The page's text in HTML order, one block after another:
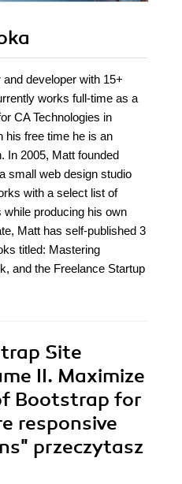
developer with 15+
works full-time as a
CA Technologies in
his free time he is an
In 2005, Matt founded
small web design studio
with a select list of
producing his own
Matt has self-published 3
titled: Mastering
and the Freelance Startup
Site
II. Maximize
Bootstrap for
responsive
przeczytasz